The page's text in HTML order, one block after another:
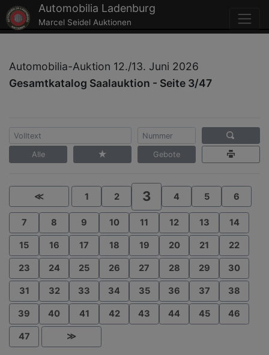
Automobilia Ladenburg
Marcel Seidel Auktionen
Automobilia-Auktion 12./13. Juni 2026
Gesamtkatalog Saalauktion - Seite 3/47
Alle Gebote
≪ 1 2 3 4 5 6
7 8 9 10 11 12 13 14
15 16 17 18 19 20 21 22
23 24 25 26 27 28 29 30
31 32 33 34 35 36 37 38
39 40 41 42 43 44 45 46
47 ≫